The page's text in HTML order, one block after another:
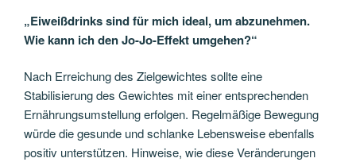
„Eiweißdrinks sind für mich ideal, um abzunehmen.
Wie kann ich den Jo-Jo-Effekt umgehen?“
Nach Erreichung des Zielgewichtes sollte eine
Stabilisierung des Gewichtes mit einer entsprechenden
Ernährungsumstellung erfolgen. Regelmäßige Bewegung
würde die gesunde und schlanke Lebensweise ebenfalls
positiv unterstützen. Hinweise, wie diese Veränderungen